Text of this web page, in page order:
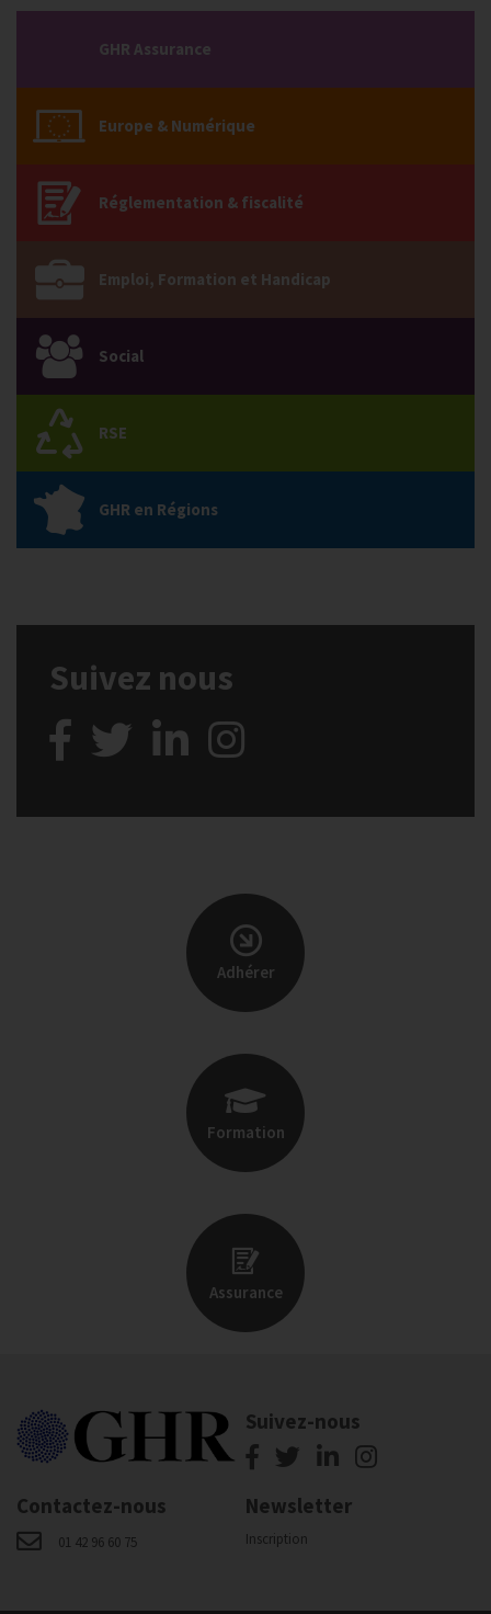
GHR Assurance
Europe & Numérique
Réglementation & fiscalité
Emploi, Formation et Handicap
Social
RSE
GHR en Régions
Suivez nous
Adhérer
Formation
Assurance
Suivez-nous
Contactez-nous
01 42 96 60 75
Newsletter
Inscription